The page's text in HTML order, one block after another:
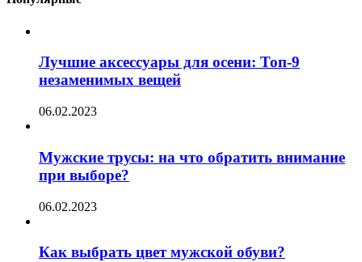
Лучшие аксессуары для осени: Топ-9
незаменимых вещей
06.02.2023
Мужские трусы: на что обратить внимание
при выборе?
06.02.2023
Как выбрать цвет мужской обуви?